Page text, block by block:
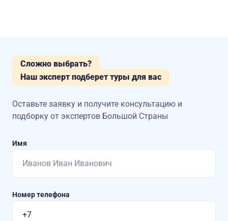
Сложно выбрать?
Наш эксперт подберет туры для вас
Оставьте заявку и получите консультацию и
подборку от экспертов Большой Страны
Имя
Номер телефона